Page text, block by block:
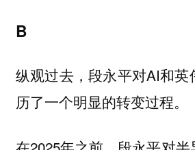
B
纵观过去，段永平对AI和
历了一个明显的转变过程。